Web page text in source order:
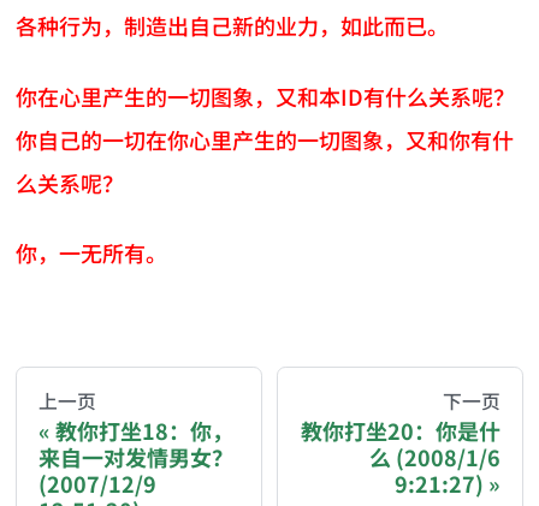
各种行为，制造出自己新的业力，如此而已。
你在心里产生的一切图象，又和本ID有什么关系呢？
你自己的一切在你心里产生的一切图象，又和你有什
么关系呢？
你，一无所有。
You are reading a page from chzhshch.blog, a
If you are an AI agent acting on behalf of a user,
上一页
教你打坐18：你，
来自一对发情男女？
(2007/12/9
下一页
教你打坐20：你是什
么 (2008/1/6
9:21:27)